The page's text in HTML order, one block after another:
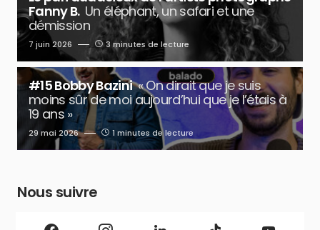
Fanny B. Un éléphant, un safari et une
démission
7 juin 2026 3 minutes de lecture
#15 Bobby Bazini « On dirait que je suis
moins sûr de moi aujourd’hui que je l’étais à
19 ans »
29 mai 2026 1 minutes de lecture
Nous suivre